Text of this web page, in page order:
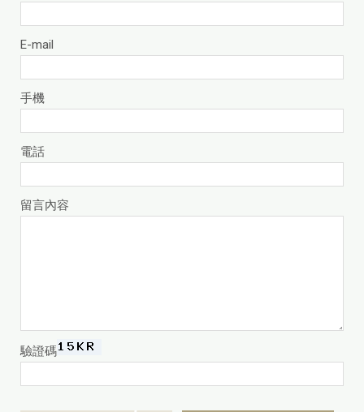
E-mail
手機
電話
留言內容
驗證碼